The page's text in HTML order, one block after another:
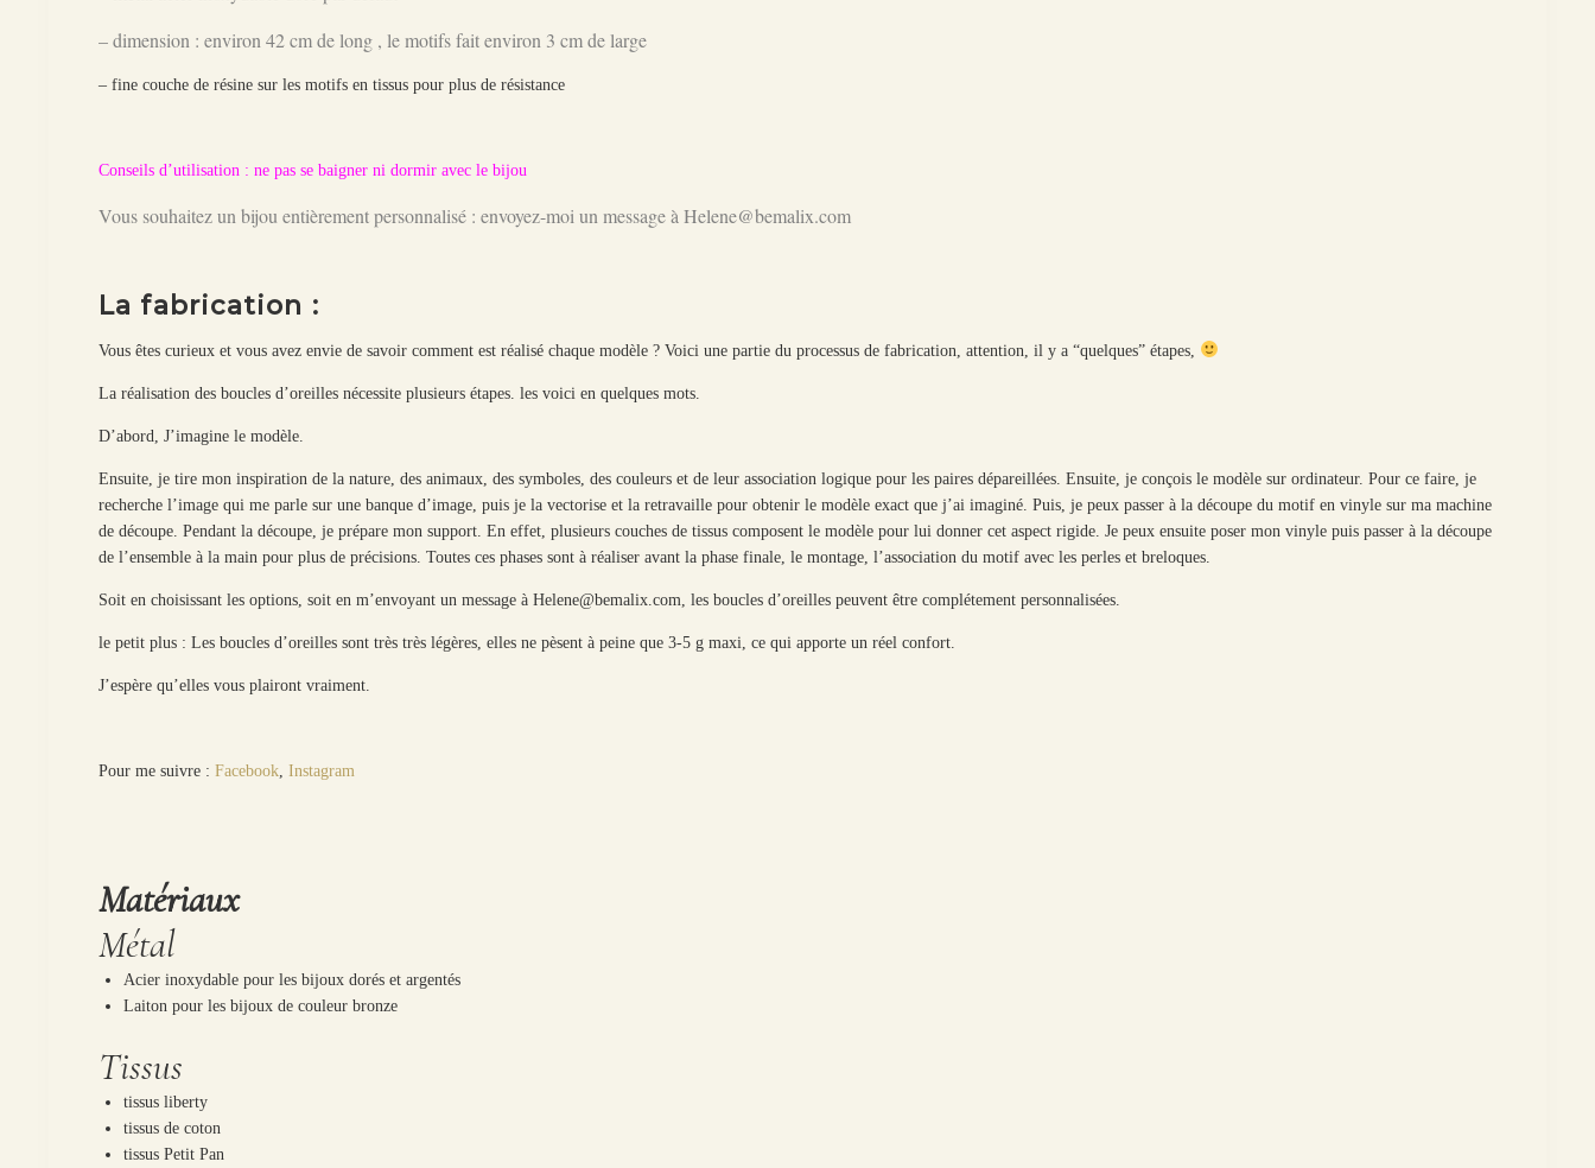
– dimension : environ 42 cm de long , le motifs fait environ 3 cm de large
– fine couche de résine sur les motifs en tissus pour plus de résistance
Conseils d’utilisation : ne pas se baigner ni dormir avec le bijou
Vous souhaitez un bijou entièrement personnalisé : envoyez-moi un message à Helene@bemalix.com
La fabrication :
Vous êtes curieux et vous avez envie de savoir comment est réalisé chaque modèle ? Voici une partie du processus de fabrication, attention, il y a “quelques” étapes,
La réalisation des boucles d’oreilles nécessite plusieurs étapes. les voici en quelques mots.
D’abord, J’imagine le modèle.
Ensuite, je tire mon inspiration de la nature, des animaux, des symboles, des couleurs et de leur association logique pour les paires dépareillées. Ensuite, je conçois le modèle sur ordinateur. Pour ce faire, je
recherche l’image qui me parle sur une banque d’image, puis je la vectorise et la retravaille pour obtenir le modèle exact que j’ai imaginé. Puis, je peux passer à la découpe du motif en vinyle sur ma machine
de découpe. Pendant la découpe, je prépare mon support. En effet, plusieurs couches de tissus composent le modèle pour lui donner cet aspect rigide. Je peux ensuite poser mon vinyle puis passer à la découpe
de l’ensemble à la main pour plus de précisions. Toutes ces phases sont à réaliser avant la phase finale, le montage, l’association du motif avec les perles et breloques.
Soit en choisissant les options, soit en m’envoyant un message à Helene@bemalix.com, les boucles d’oreilles peuvent être complétement personnalisées.
le petit plus : Les boucles d’oreilles sont très très légères, elles ne pèsent à peine que 3-5 g maxi, ce qui apporte un réel confort.
J’espère qu’elles vous plairont vraiment.
Pour me suivre :Facebook ,Instagram
Matériaux
Métal
Acier inoxydable pour les bijoux dorés et argentés
Laiton pour les bijoux de couleur bronze
Tissus
tissus liberty
tissus de coton
tissus Petit Pan